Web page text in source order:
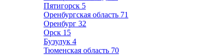
Пятигорск 5
Оренбургская область 71
Оренбург 32
Орск 15
Бузулук 4
Тюменская область 70